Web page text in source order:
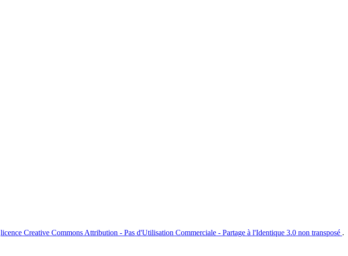
licence Creative Commons Attribution - Pas d'Utilisation Commerciale - Partage à l'Identique 3.0 non transposé .